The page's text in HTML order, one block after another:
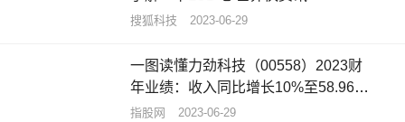
搜狐科技 2023-06-29
一图读懂力劲科技（00558）2023财
年业绩：收入同比增长10%至58.96亿
港元
指股网 2023-06-29